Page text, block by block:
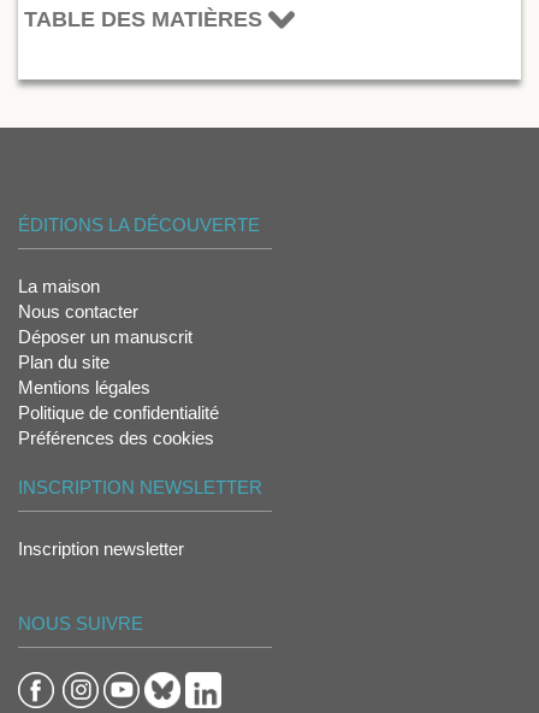
TABLE DES MATIÈRES
ÉDITIONS LA DÉCOUVERTE
La maison
Nous contacter
Déposer un manuscrit
Plan du site
Mentions légales
Politique de confidentialité
Préférences des cookies
INSCRIPTION NEWSLETTER
Inscription newsletter
NOUS SUIVRE